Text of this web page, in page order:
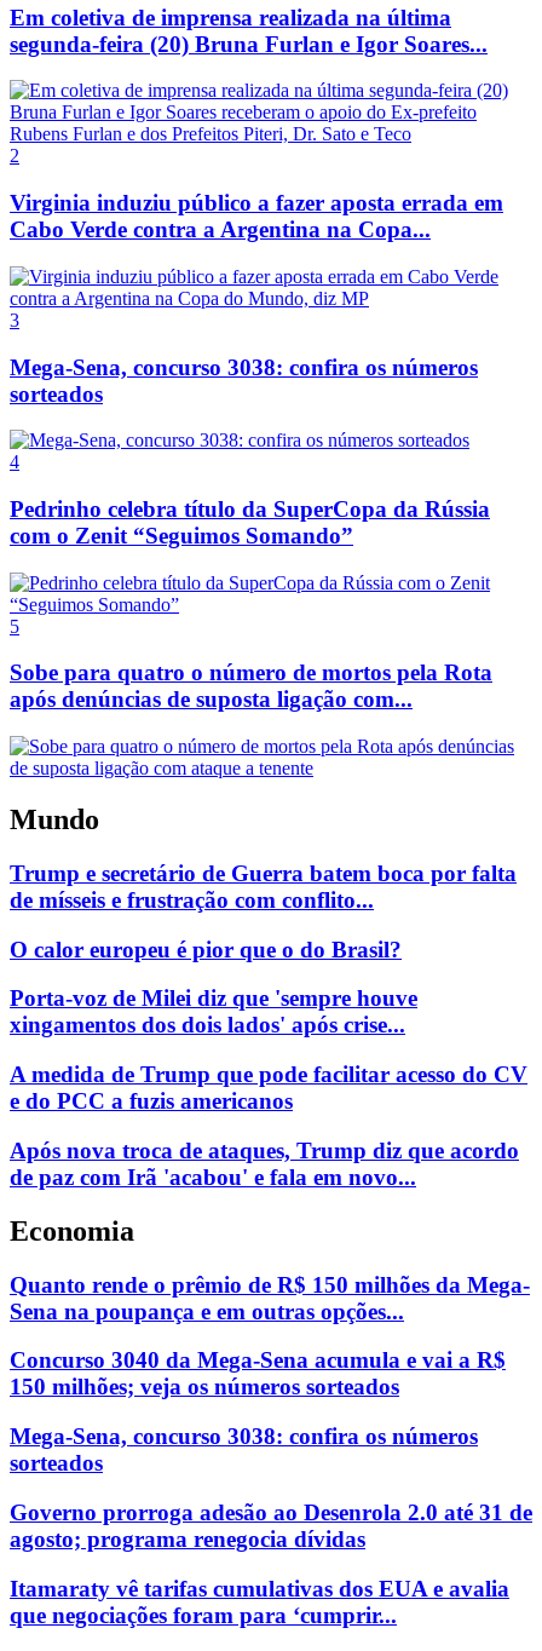
Em coletiva de imprensa realizada na última
segunda-feira (20) Bruna Furlan e Igor Soares...
2
Virginia induziu público a fazer aposta errada em
Cabo Verde contra a Argentina na Copa...
3
Mega-Sena, concurso 3038: confira os números
sorteados
4
Pedrinho celebra título da SuperCopa da Rússia
com o Zenit “Seguimos Somando”
5
Sobe para quatro o número de mortos pela Rota
após denúncias de suposta ligação com...
Mundo
Trump e secretário de Guerra batem boca por falta
de mísseis e frustração com conflito...
O calor europeu é pior que o do Brasil?
Porta-voz de Milei diz que 'sempre houve
xingamentos dos dois lados' após crise...
A medida de Trump que pode facilitar acesso do CV
e do PCC a fuzis americanos
Após nova troca de ataques, Trump diz que acordo
de paz com Irã 'acabou' e fala em novo...
Economia
Quanto rende o prêmio de R$ 150 milhões da Mega-
Sena na poupança e em outras opções...
Concurso 3040 da Mega-Sena acumula e vai a R$
150 milhões; veja os números sorteados
Mega-Sena, concurso 3038: confira os números
sorteados
Governo prorroga adesão ao Desenrola 2.0 até 31 de
agosto; programa renegocia dívidas
Itamaraty vê tarifas cumulativas dos EUA e avalia
que negociações foram para ‘cumprir...